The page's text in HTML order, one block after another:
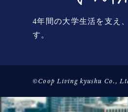
4年間の大学生活を支え
す。
©Coop Living kyushu Co.,